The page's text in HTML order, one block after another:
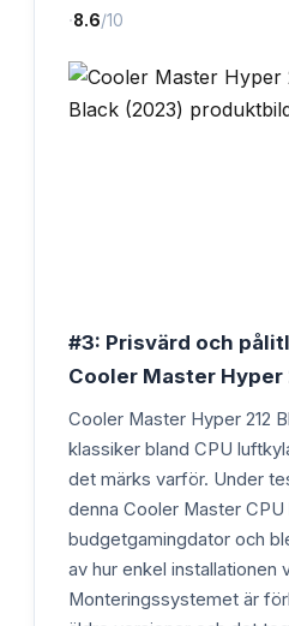
·8.6/10
#3: Prisvärd och
Cooler Master Hyper
Cooler Master Hyper 212
klassiker bland CPU
det märks varför. Under
denna Cooler Master CPU
budgetgamingdator och
av hur enkel installationen
Monteringssystemet är